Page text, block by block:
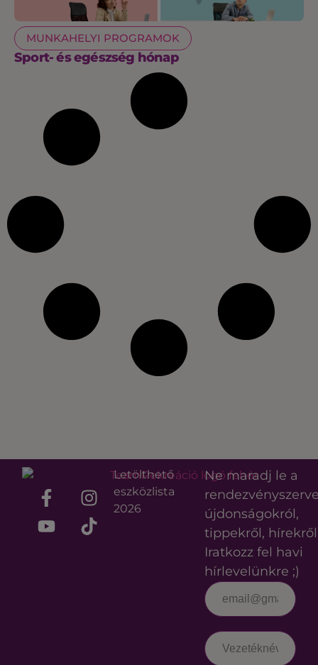
MUNKAHELYI PROGRAMOK
Sport- és egészség hónap
Letölthető
eszközlista
2026
Ne maradj le a
újdonságokról,
tippekről,
Iratkozz fel havi
hírlevelünkre ;)